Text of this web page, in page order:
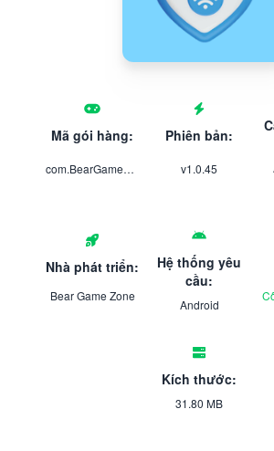
Mã gói hàng:
com.BearGameZone.free.vpn.proxy.secure
Phiên bản:
v1.0.45
Nhà phát triển:
Bear Game Zone
Hệ thống yêu
cầu:
Android
Kích thước:
31.80 MB